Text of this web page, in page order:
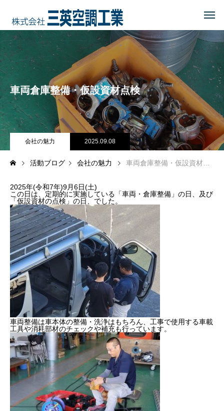
HOME トップページ
COMPANY 会社を知る
事業内容
会社概要・沿革・所在地
経営理念
ブログ
CSR 地域に貢献する
地域貢献企業
健康経営
SDGs認証
よこはまグッドバランス企業
横浜グランドスラム企業
RECRUIT
募集概要
よくある質問
車両倉庫整備・仮設資材点検
会社の魅力 2025.09.08
活動ブログ 会社の魅力 車両倉庫整備・仮設資材点検
2025年(令和7年)9月6日(土)
この日は、定期的に実施している「車両・倉庫整備」の日、及び
「仮設資材の点検」の日、でした。
車両整備は車本体の整備・洗浄はもちろん、工事で使用する車載
工具や消耗部材のチェックや補充も行っています。